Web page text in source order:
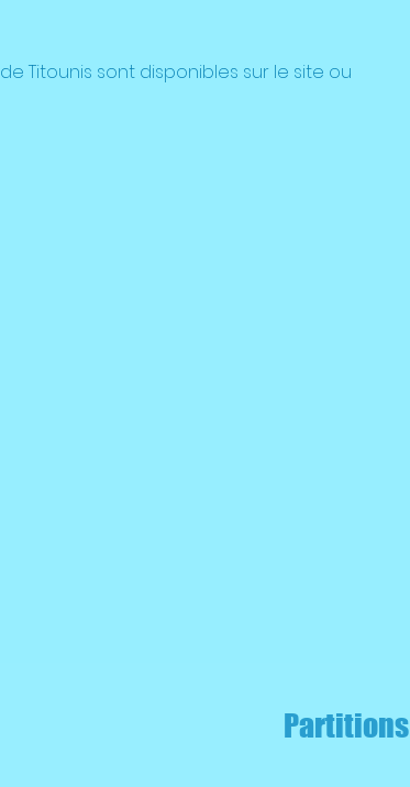
de Titounis sont disponibles sur le site ou
Partitions